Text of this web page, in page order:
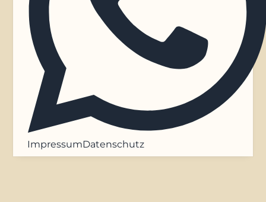
ImpressumDatenschutz